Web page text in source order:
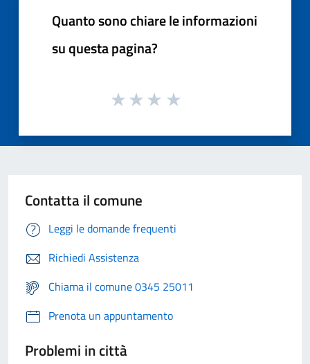
Quanto sono chiare le informazioni
su questa pagina?
Contatta il comune
Leggi le domande frequenti
Richiedi Assistenza
Chiama il comune 0345 25011
Prenota un appuntamento
Problemi in città